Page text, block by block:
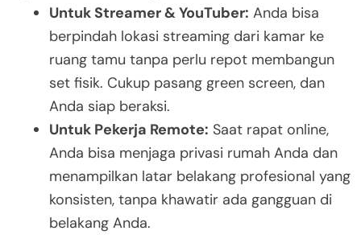
Untuk Streamer & YouTuber: Anda bisa
berpindah lokasi streaming dari kamar ke
ruang tamu tanpa perlu repot membangun
set fisik. Cukup pasang green screen, dan
Anda siap beraksi.
Untuk Pekerja Remote: Saat rapat online,
Anda bisa menjaga privasi rumah Anda dan
menampilkan latar belakang profesional yang
konsisten, tanpa khawatir ada gangguan di
belakang Anda.